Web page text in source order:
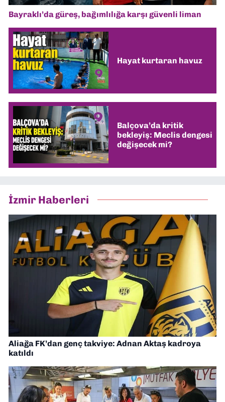
Bayraklı’da güreş, bağımlılığa karşı güvenli liman
Hayat kurtaran havuz
Balçova’da kritik
bekleyiş: Meclis dengesi
değişecek mi?
İzmir Haberleri
Aliağa FK’dan genç takviye: Adnan Aktaş kadroya
katıldı